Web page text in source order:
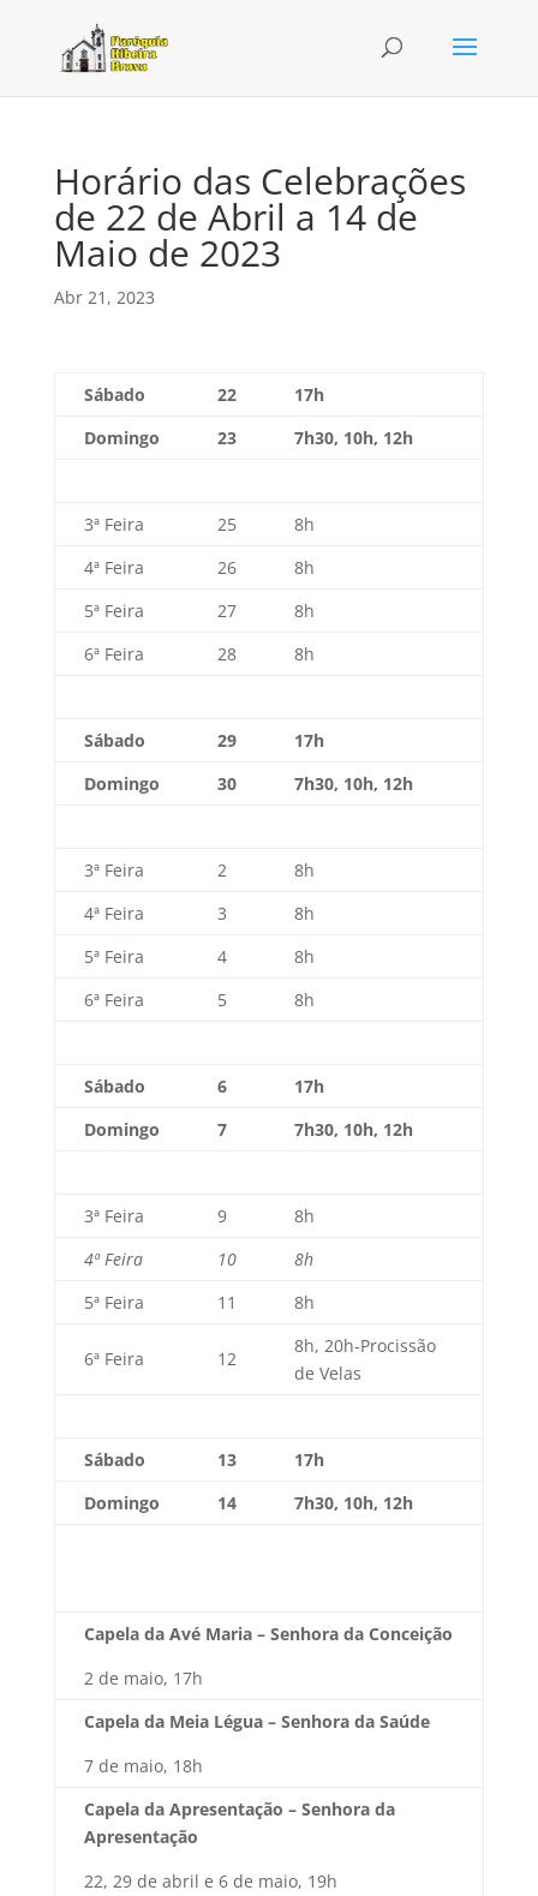
Horário das Celebrações
de 22 de Abril a 14 de
Maio de 2023
Abr 21, 2023
Sábado 22
17h
Domingo
23 7h30, 10h, 12h
3ª Feira 25
8h
4ª Feira
26
8h
5ª Feira
27
8h
6ª Feira
28 8h
Sábado 29
17h
Domingo
30 7h30, 10h, 12h
3ª Feira 2
8h
4ª Feira
3
8h
5ª Feira
4
8h
6ª Feira
5 8h
Sábado 6
17h
Domingo
7 7h30, 10h, 12h
3ª Feira 9
8h
4ª Feira
10
8h
5ª Feira
11 8h
6ª Feira 12
8h, 20h-Procissão
de Velas
Sábado 13
17h
Domingo
14 7h30, 10h, 12h
Capela da Avé Maria – Senhora da Conceição
2 de maio, 17h
Capela da Meia Légua – Senhora da Saúde
7 de maio, 18h
Capela da Apresentação – Senhora da
Apresentação
22, 29 de abril e 6 de maio, 19h